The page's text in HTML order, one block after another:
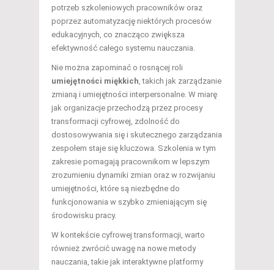
potrzeb szkoleniowych pracowników oraz
poprzez automatyzację niektórych procesów
edukacyjnych, co znacząco zwiększa
efektywność całego systemu nauczania.
Nie można zapominać o rosnącej roli
umiejętności miękkich, takich jak zarządzanie
zmianą i umiejętności interpersonalne. W miarę
jak organizacje przechodzą przez procesy
transformacji cyfrowej, zdolność do
dostosowywania się i skutecznego zarządzania
zespołem staje się kluczowa. Szkolenia w tym
zakresie pomagają pracownikom w lepszym
zrozumieniu dynamiki zmian oraz w rozwijaniu
umiejętności, które są niezbędne do
funkcjonowania w szybko zmieniającym się
środowisku pracy.
W kontekście cyfrowej transformacji, warto
również zwrócić uwagę na nowe metody
nauczania, takie jak interaktywne platformy